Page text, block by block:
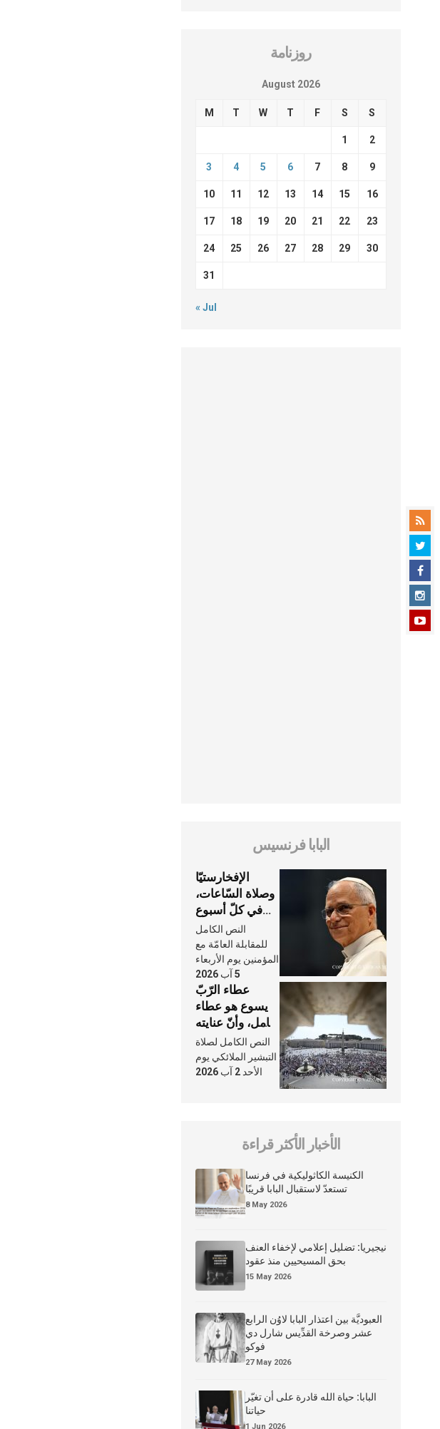
روزنامة
August 2026
M T W T F S S
1 2
3 4 5 6 7 8 9
10 11 12 13 14 15 16
17 18 19 20 21 22 23
24 25 26 27 28 29 30
31
« Jul
البابا فرنسيس
الإفخارستيّا
وصلاة السّاعات،
في كلّ أسبوع
وكلّ يوم، هما
النَّفَس في حياة
الكنيسة
النص الكامل
للمقابلة العامّة مع
المؤمنين يوم الأربعاء
5 آب 2026
عطاء الرّبّ
يسوع هو عطاء
شامل، وأنّ عنايته
بنا لا تغيب عنّا
أبدًا
النص الكامل لصلاة
التبشير الملائكي يوم
الأحد 2 آب 2026
الأخبار الأكثر قراءة
الكنيسة الكاثوليكية في فرنسا
تستعدّ لاستقبال البابا قريبًا
8 May 2026
نيجيريا: تضليل إعلامي لإخفاء العنف
بحق المسيحيين منذ عقود
15 May 2026
العبوديَّة بين اعتذار البابا لاوُن الرابع
عشر وصرخة القدِّيس شارل دي
فوكو
27 May 2026
البابا: حياة الله قادرة على أن تغيّر
حياتنا
1 Jun 2026